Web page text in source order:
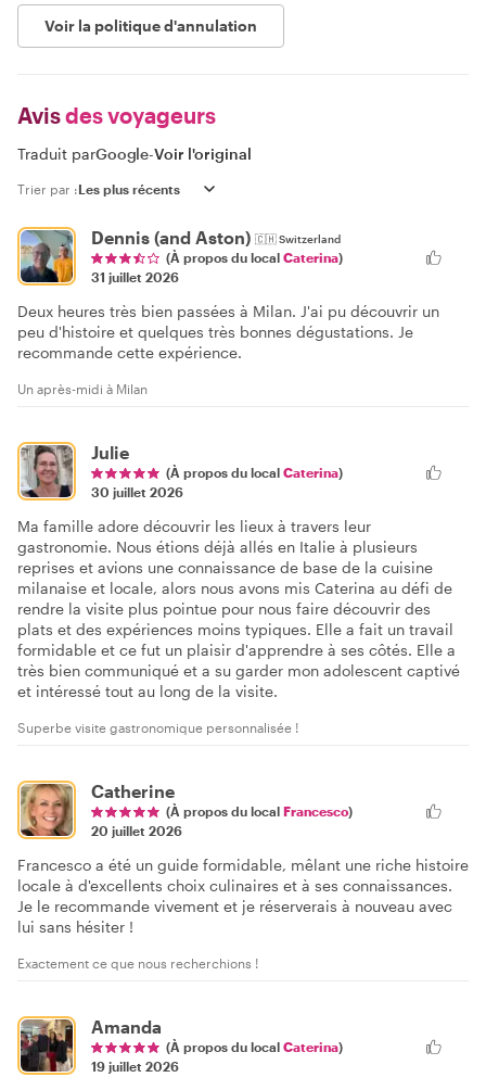
Voir la politique d'annulation
Avisdes voyageurs
Traduit parGoogle-Voir l'original
Trier par :
Dennis (and Aston) 🇨🇭Switzerland
(À propos du local Caterina)
31 juillet 2026
Deux heures très bien passées à Milan. J'ai pu découvrir un
peu d'histoire et quelques très bonnes dégustations. Je
recommande cette expérience.
Un après-midi à Milan
Julie
(À propos du local Caterina)
30 juillet 2026
Ma famille adore découvrir les lieux à travers leur
gastronomie. Nous étions déjà allés en Italie à plusieurs
reprises et avions une connaissance de base de la cuisine
milanaise et locale, alors nous avons mis Caterina au défi de
rendre la visite plus pointue pour nous faire découvrir des
plats et des expériences moins typiques. Elle a fait un travail
formidable et ce fut un plaisir d'apprendre à ses côtés. Elle a
très bien communiqué et a su garder mon adolescent captivé
et intéressé tout au long de la visite.
Superbe visite gastronomique personnalisée !
Catherine
(À propos du local Francesco)
20 juillet 2026
Francesco a été un guide formidable, mêlant une riche histoire
locale à d'excellents choix culinaires et à ses connaissances.
Je le recommande vivement et je réserverais à nouveau avec
lui sans hésiter !
Exactement ce que nous recherchions !
Amanda
(À propos du local Caterina)
19 juillet 2026